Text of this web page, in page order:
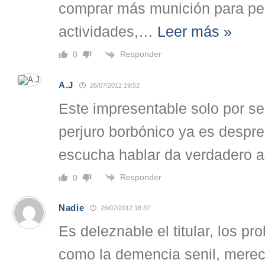
comprar más munición para
actividades,… Leer más »
0 Responder
A.J 26/07/2012 19:52
Este impresentable solo por
perjuro borbónico ya es
escucha hablar da verdadero
0 Responder
Nadie 26/07/2012 18:37
Es deleznable el titular, los
como la demencia senil,